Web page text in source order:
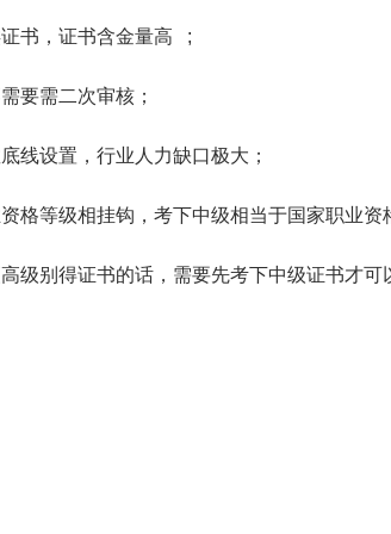
类证书，证书含金量高 ;
要需二次审核；
线设置，行业人力缺口极大；
格等级相挂钩，考下中级相当于国家职业资
级别得证书的话，需要先考下中级证书才可